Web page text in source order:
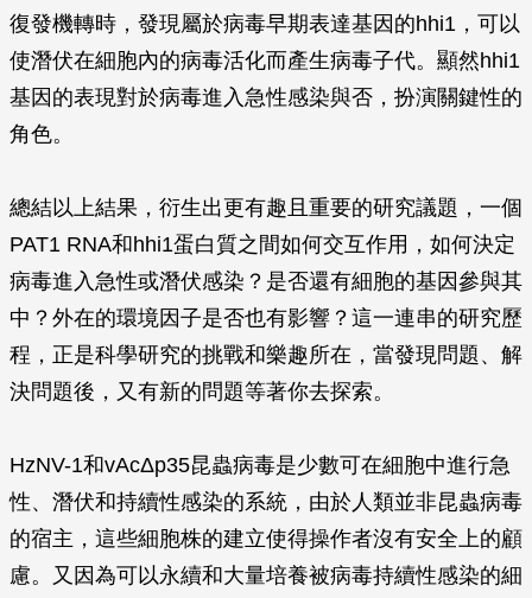
復發機轉時，發現屬於病毒早期表達基因的hhi1，可以
使潛伏在細胞內的病毒活化而產生病毒子代。顯然hhi1
基因的表現對於病毒進入急性感染與否，扮演關鍵性的
角色。
總結以上結果，衍生出更有趣且重要的研究議題，一個
PAT1 RNA和hhi1蛋白質之間如何交互作用，如何決定
病毒進入急性或潛伏感染？是否還有細胞的基因參與其
中？外在的環境因子是否也有影響？這一連串的研究歷
程，正是科學研究的挑戰和樂趣所在，當發現問題、解
決問題後，又有新的問題等著你去探索。
HzNV-1和vAcΔp35昆蟲病毒是少數可在細胞中進行急
性、潛伏和持續性感染的系統，由於人類並非昆蟲病毒
的宿主，這些細胞株的建立使得操作者沒有安全上的顧
慮。又因為可以永續和大量培養被病毒持續性感染的細